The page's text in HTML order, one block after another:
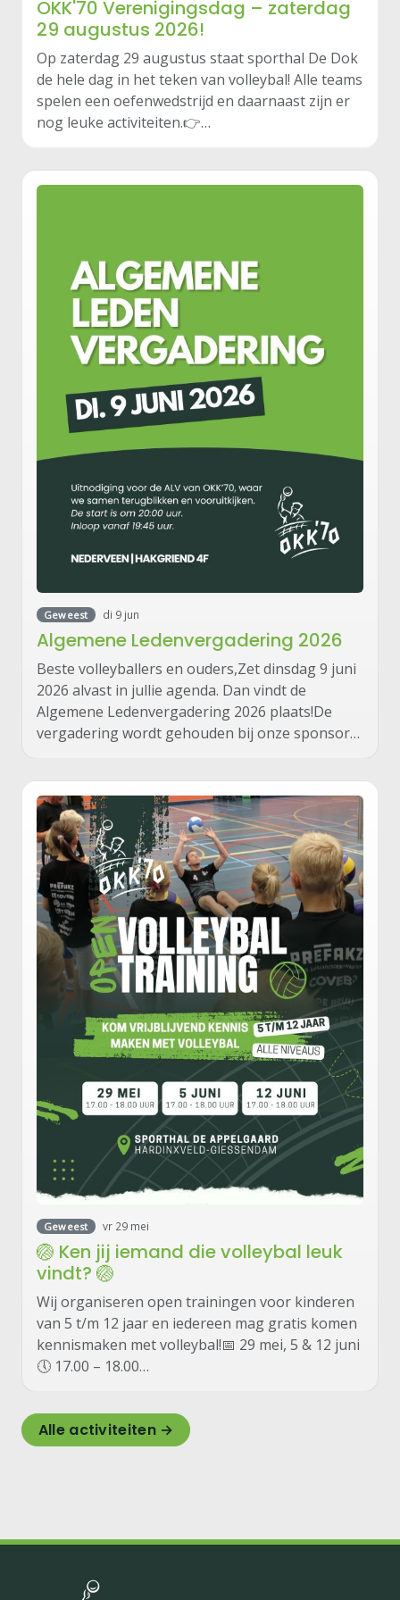
OKK'70 Verenigingsdag – zaterdag
29 augustus 2026!
Op zaterdag 29 augustus staat sporthal De Dok
de hele dag in het teken van volleybal! Alle teams
spelen een oefenwedstrijd en daarnaast zijn er
nog leuke activiteiten.👉…
Geweest di 9 jun
Algemene Ledenvergadering 2026
Beste volleyballers en ouders,Zet dinsdag 9 juni
2026 alvast in jullie agenda. Dan vindt de
Algemene Ledenvergadering 2026 plaats!De
vergadering wordt gehouden bij onze sponsor…
Geweest vr 29 mei
🏐 Ken jij iemand die volleybal leuk
vindt? 🏐
Wij organiseren open trainingen voor kinderen
van 5 t/m 12 jaar en iedereen mag gratis komen
kennismaken met volleybal!📅 29 mei, 5 & 12 juni
🕔 17.00 – 18.00…
Alle activiteiten →